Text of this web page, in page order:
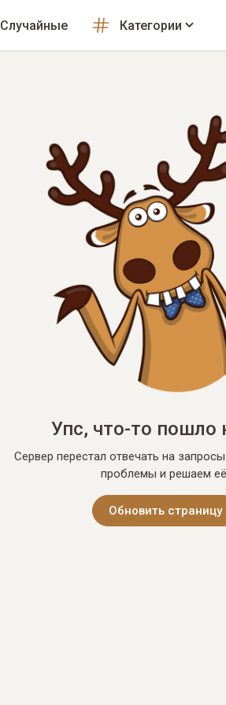
Случайные Категории
Упс, что-то пошло
Сервер перестал отвечать на
проблемы и решаем
Обновить страницу